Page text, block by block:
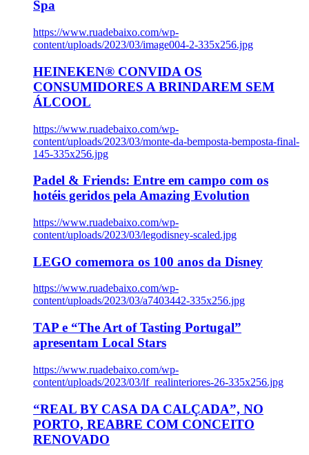
Spa
https://www.ruadebaixo.com/wp-
content/uploads/2023/03/image004-2-335x256.jpg
HEINEKEN® CONVIDA OS
CONSUMIDORES A BRINDAREM SEM
ÁLCOOL
https://www.ruadebaixo.com/wp-
content/uploads/2023/03/monte-da-bemposta-bemposta-final-
145-335x256.jpg
Padel & Friends: Entre em campo com os
hotéis geridos pela Amazing Evolution
https://www.ruadebaixo.com/wp-
content/uploads/2023/03/legodisney-scaled.jpg
LEGO comemora os 100 anos da Disney
https://www.ruadebaixo.com/wp-
content/uploads/2023/03/a7403442-335x256.jpg
TAP e “The Art of Tasting Portugal”
apresentam Local Stars
https://www.ruadebaixo.com/wp-
content/uploads/2023/03/lf_realinteriores-26-335x256.jpg
“REAL BY CASA DA CALÇADA”, NO
PORTO, REABRE COM CONCEITO
RENOVADO